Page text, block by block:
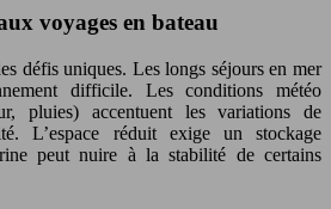
voyages en bateau
défis uniques. Les longs séjours en mer
difficile. Les conditions météo
pluies) accentuent les variations de
L’espace réduit exige un stockage
peut nuire à la stabilité de certains